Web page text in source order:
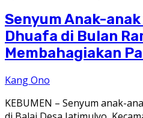
Senyum Anak-
Dhuafa di Bulan
Membahagiakan
Kang Ono
KEBUMEN – Senyum anak-